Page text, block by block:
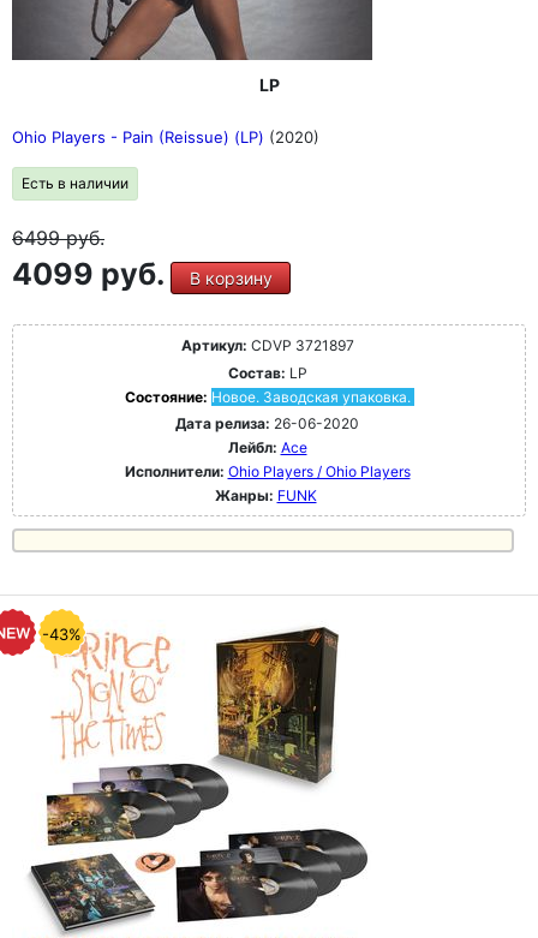
LP
Ohio Players - Pain (Reissue) (LP) (2020)
Есть в наличии
6499руб.
4099 руб. В корзину
Артикул: CDVP 3721897
Состав: LP
Состояние: Новое. Заводская упаковка.
Дата релиза: 26-06-2020
Лейбл: Ace
Исполнители: Ohio Players / Ohio Players
Жанры: FUNK
-43%